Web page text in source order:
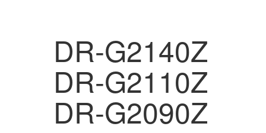
DR-G2140Z
DR-G2110Z
DR-G2090Z